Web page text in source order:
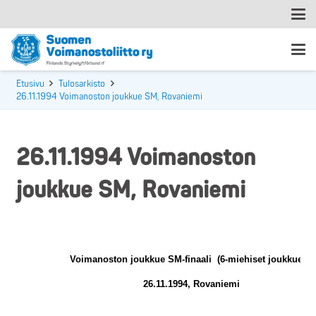
Etusivu
Tulosarkisto
26.11.1994 Voimanoston joukkue SM, Rovaniemi
26.11.1994 Voimanoston
joukkue SM, Rovaniemi
Voimanoston joukkue SM-finaali (6-miehiset joukkueet)
26.11.1994, Rovaniemi